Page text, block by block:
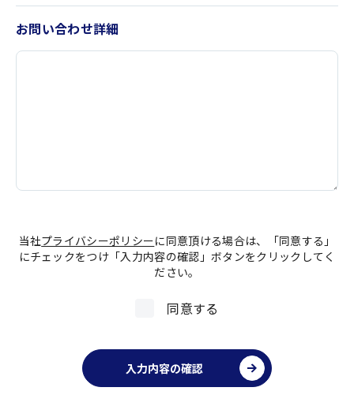
お問い合わせ詳細
当社プライバシーポリシーに同意頂ける場合は、「同意する」
にチェックをつけ「入力内容の確認」ボタンをクリックしてく
ださい。
同意する
入力内容の確認